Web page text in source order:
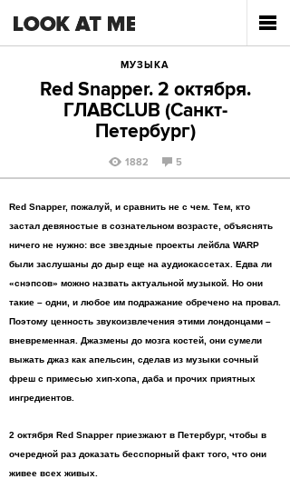
МУЗЫКА
Red Snapper. 2 октября.
ГЛАВCLUB (Санкт-
Петербург)
1882 5
Red Snapper, пожалуй, и сравнить не с чем. Тем, кто
застал девяностые в сознательном возрасте, объяснять
ничего не нужно: все звездные проекты лейбла WARP
были заслушаны до дыр еще на аудиокассетах. Едва ли
«снэпсов» можно назвать актуальной музыкой. Но они
такие – одни, и любое им подражание обречено на провал.
Поэтому ценность звукоизвлечения этими лондонцами –
вневременная. Джазмены до мозга костей, они сумели
выжать джаз как апельсин, сделав из музыки сочный
фреш с примесью хип-хопа, даба и прочих приятных
ингредиентов.
2 октября Red Snapper приезжают в Петербург, чтобы в
очередной раз доказать бесспорный факт того, что они
живее всех живых.